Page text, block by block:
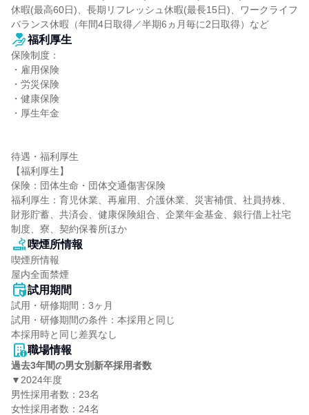
休暇(最高60日)、長期リフレッシュ休暇(最長15日)、ワークライフ
バランス休暇（年間4日取得／半期6ヵ月毎に2日取得）など
福利厚生
保険制度：
・雇用保険
・労災保険
・健康保険
・厚生年金
待遇・福利厚生
【福利厚生】
保険：団体生命・団体交通傷害保険
福利厚生：育児休業、再雇用、介護休業、災害補償、社員持株、
財形貯蓄、共済会、健康保険組合、企業年金基金、銀行借上社宅
制度、寮、契約保養所ほか
喫煙所情報
喫煙所情報
屋内全面禁煙
試用期間
試用・研修期間：3ヶ月
試用・研修期間の条件：本採用と同じ
職場情報
過去3年間の男女別新卒採用者数
▼2024年度
男性採用者数：23名
女性採用者数：24名